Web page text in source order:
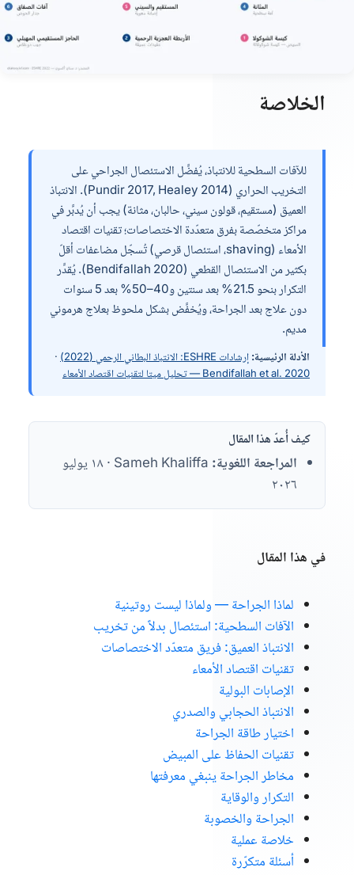
الخلاصة
للآفات السطحية للانتباذ، يُفضَّل الاستئصال الجراحي على
التخريب الحراري (Pundir 2017, Healey 2014). الانتباذ
العميق (مستقيم، قولون سيني، حالبان، مثانة) يجب أن يُدبَّر في
مراكز متخصّصة بفرق متعدّدة الاختصاصات؛ تقنيات اقتصاد
الأمعاء (shaving، استئصال قرصي) تُسجّل مضاعفات أقلّ
بكثير من الاستئصال القطعي (Bendifallah 2020). يُقدَّر
التكرار بنحو 21.5% بعد سنتين و40–50% بعد 5 سنوات
دون علاج بعد الجراحة، ويُخفَّض بشكل ملحوظ بعلاج هرموني
مديم.
الأدلة الرئيسية:إرشادات ESHRE: الانتباذ البطاني الرحمي (2022)
·
Bendifallah et al. 2020 — تحليل ميتا لتقنيات اقتصاد الأمعاء
كيف أُعدّ هذا المقال
المراجعة اللغوية:
Sameh Khaliffa · ١٨ يوليو
٢٠٢٦
في هذا المقال
لماذا الجراحة — ولماذا ليست روتينية
الآفات السطحية: استئصال بدلاً من تخريب
الانتباذ العميق: فريق متعدّد الاختصاصات
تقنيات اقتصاد الأمعاء
الإصابات البولية
الانتباذ الحجابي والصدري
اختيار طاقة الجراحة
تقنيات الحفاظ على المبيض
مخاطر الجراحة ينبغي معرفتها
التكرار والوقاية
الجراحة والخصوبة
خلاصة عملية
أسئلة متكرّرة